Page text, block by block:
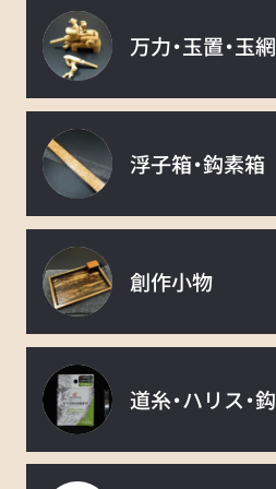
万力・玉置・玉網
浮子箱・鈎素箱
創作小物
道糸・ハリス・鈎